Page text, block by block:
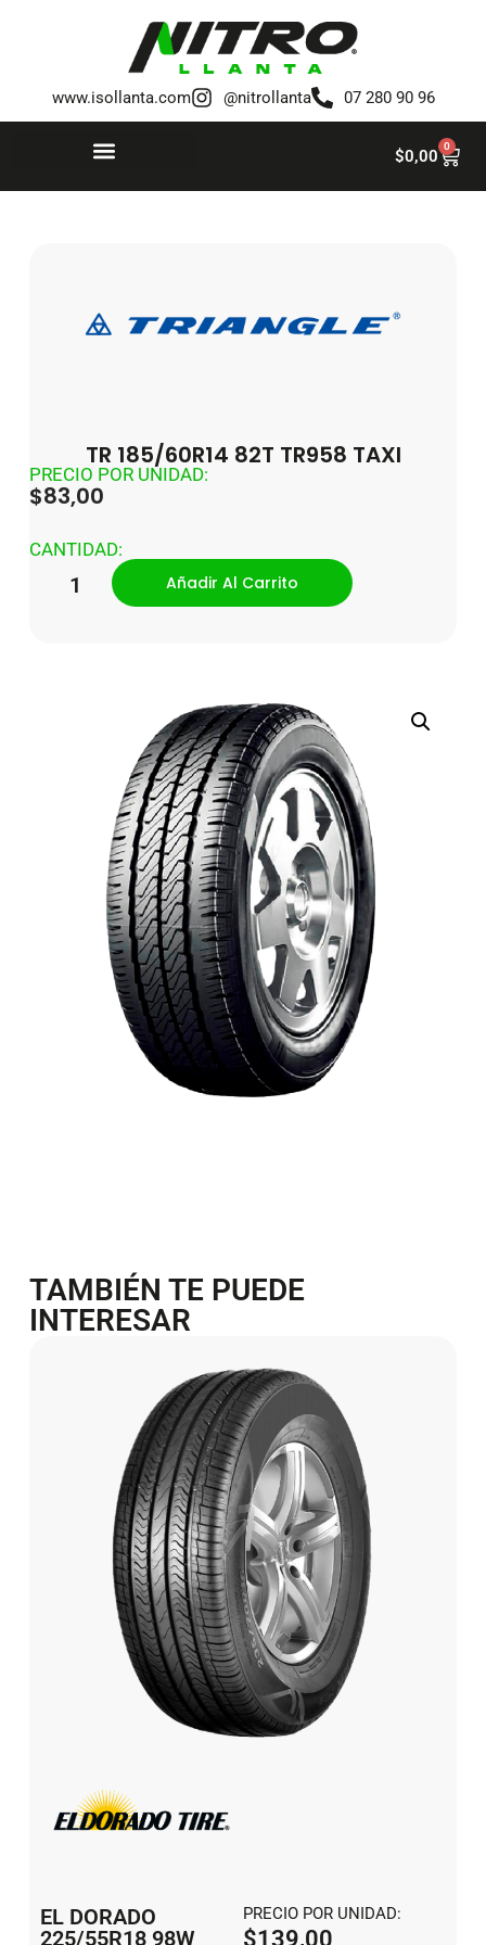
www.isollanta.com @nitrollanta 07 280 90 96
$0,00 0
TR 185/60R14 82T TR958 TAXI
PRECIO POR UNIDAD:
$83,00
CANTIDAD:
Añadir Al Carrito
TAMBIÉN TE PUEDE
INTERESAR
EL DORADO
225/55R18 98W
PRECIO POR UNIDAD:
$139,00